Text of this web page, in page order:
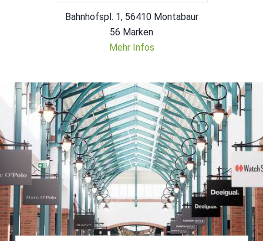
Bahnhofspl. 1, 56410 Montabaur
56 Marken
Mehr Infos